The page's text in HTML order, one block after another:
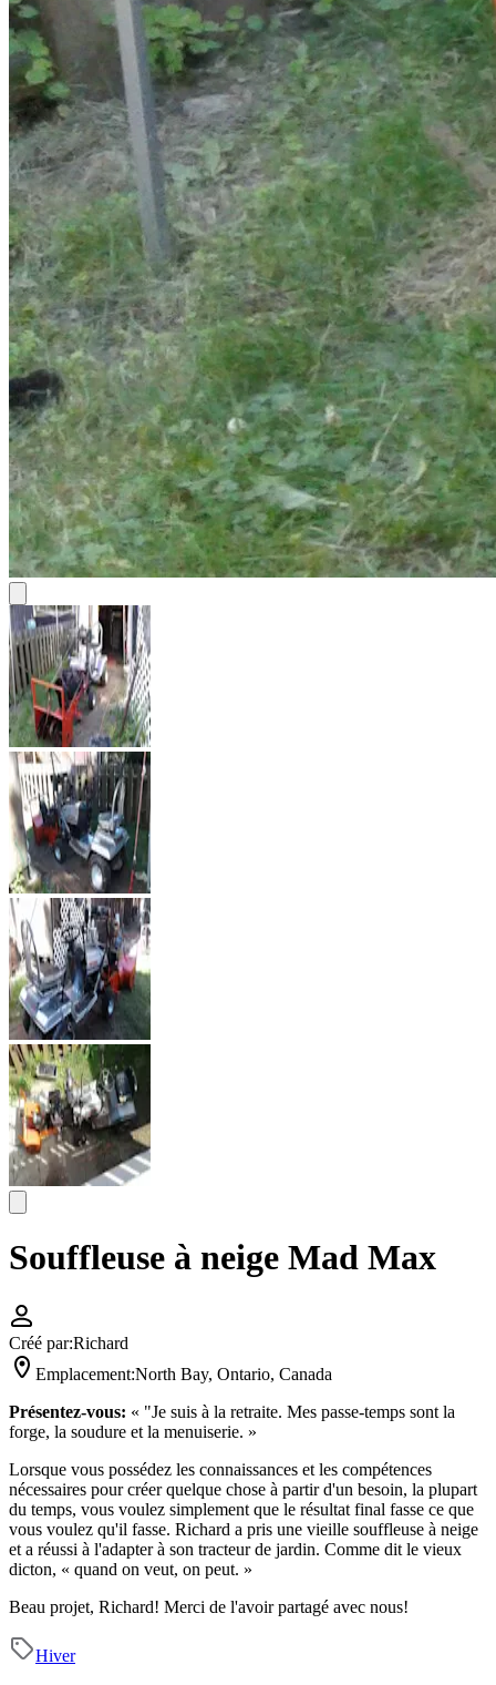
Souffleuse à neige Mad Max
Créé par:Richard
Emplacement:North Bay, Ontario, Canada
Présentez-vous: « "Je suis à la retraite. Mes passe-temps sont la
forge, la soudure et la menuiserie. »
Lorsque vous possédez les connaissances et les compétences
nécessaires pour créer quelque chose à partir d'un besoin, la plupart
du temps, vous voulez simplement que le résultat final fasse ce que
vous voulez qu'il fasse. Richard a pris une vieille souffleuse à neige
et a réussi à l'adapter à son tracteur de jardin. Comme dit le vieux
dicton, « quand on veut, on peut. »
Beau projet, Richard! Merci de l'avoir partagé avec nous!
Hiver